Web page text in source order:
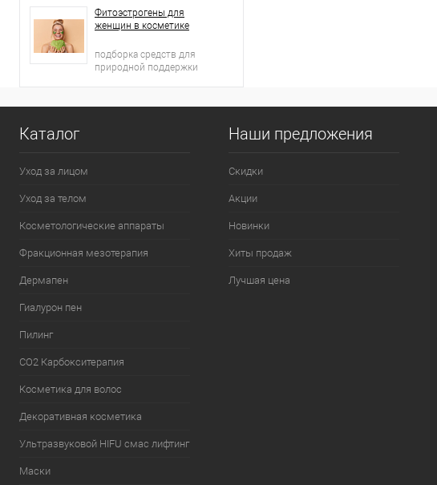
Фитоэстрогены для
женщин в косметике
подборка средств для
природной поддержки
Каталог
Уход за лицом
Уход за телом
Косметологические аппараты
Фракционная мезотерапия
Дермапен
Гиалурон пен
Пилинг
CO2 Карбокситерапия
Косметика для волос
Декоративная косметика
Ультразвуковой HIFU смас лифтинг
Маски
Наши предложения
Скидки
Акции
Новинки
Хиты продаж
Лучшая цена